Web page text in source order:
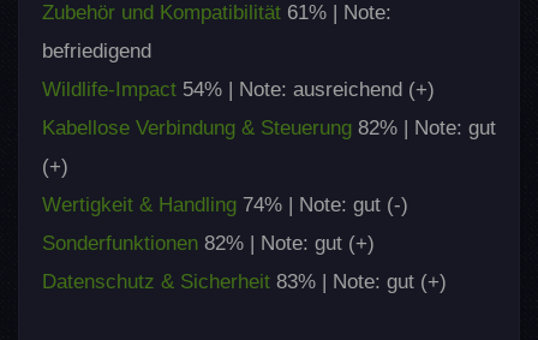
Zubehör und Kompatibilität 61% | Note:
befriedigend
Wildlife-Impact 54% | Note: ausreichend (+)
Kabellose Verbindung & Steuerung 82% | Note: gut
(+)
Wertigkeit & Handling 74% | Note: gut (-)
Sonderfunktionen 82% | Note: gut (+)
Datenschutz & Sicherheit 83% | Note: gut (+)